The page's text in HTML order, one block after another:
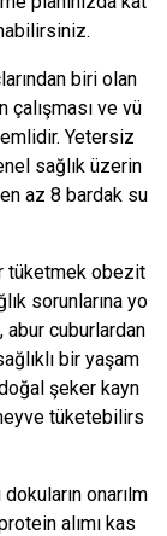
biri olan
çalışması ve vü
Yetersiz
sağlık üzerin
az 8 bardak su
tüketmek obezit
sorunlarına yo
cuburlardan
bir yaşam
şeker kayn
tüketebilirs
onarılm
alımı kas